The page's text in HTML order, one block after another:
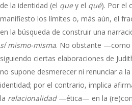
de la identidad (el quey el qué). Por el
manifiesto los límites o, más aún, el
en la búsqueda de construir una
sí mismo-misma. No obstante —como
siguiendo ciertas elaboraciones de
no supone desmerecer ni renunciar a
identidad; por el contrario, implica
la relacionalidad—ética— en la